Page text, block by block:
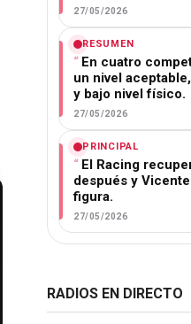
27/05/2026
RESUMEN
En cuatro
un nivel
y bajo nivel físico.
27/05/2026
PRINCIPAL
El Racing
después y
figura.
27/05/2026
RADIOS EN DIRECTO